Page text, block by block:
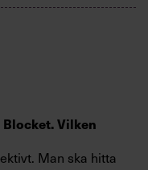
Vilken
Man ska hitta